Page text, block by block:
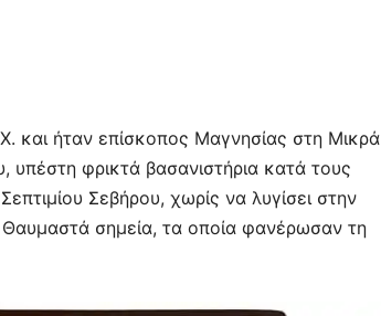
και ήταν επίσκοπος Μαγνησίας στη Μικρά
φρικτά βασανιστήρια κατά τους
Σεβήρου, χωρίς να λυγίσει στην
σημεία, τα οποία φανέρωσαν τη